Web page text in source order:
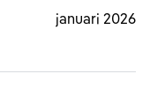
januari 2026